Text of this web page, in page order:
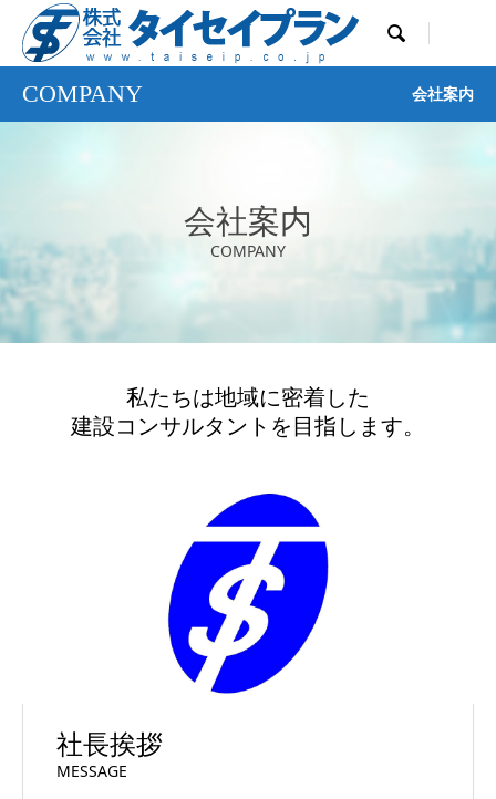

COMPANY 会社案内
会社案内
COMPANY
私たちは地域に密着した
建設コンサルタントを目指します。
社長挨拶
MESSAGE